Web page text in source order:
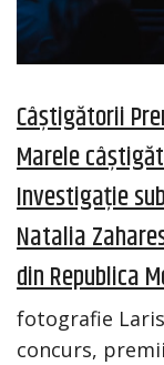
Câștigătorii
Marele
Investigație
Natalia
din Republica
fotografie
concurs,